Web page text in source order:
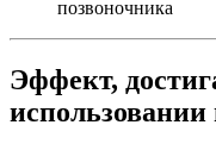
позвоночника
Эффект,